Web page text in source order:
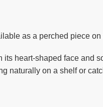
as a perched piece
its heart-shaped face and
naturally on a shelf or